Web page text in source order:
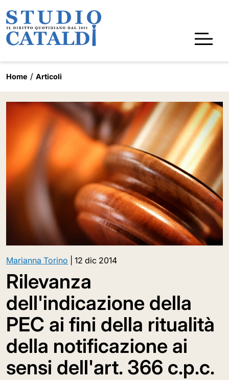
Home Articoli
Marianna Torino 12 dic 2014
Rilevanza
dell'indicazione della
PEC ai fini della ritualità
della notificazione ai
sensi dell'art. 366 c.p.c.